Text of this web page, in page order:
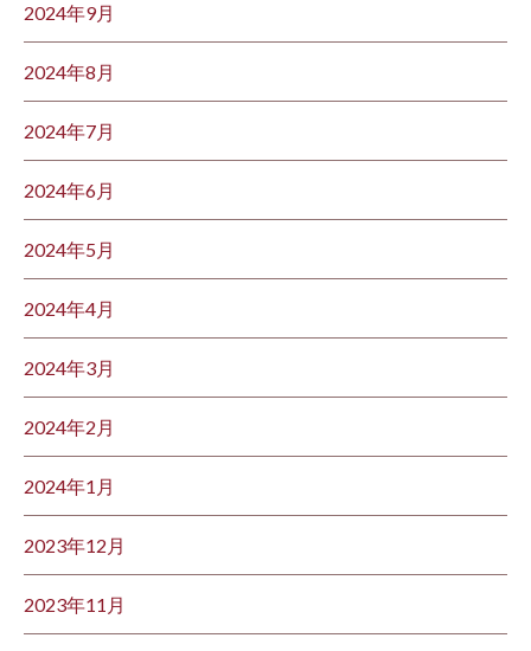
2024年9月
2024年8月
2024年7月
2024年6月
2024年5月
2024年4月
2024年3月
2024年2月
2024年1月
2023年12月
2023年11月